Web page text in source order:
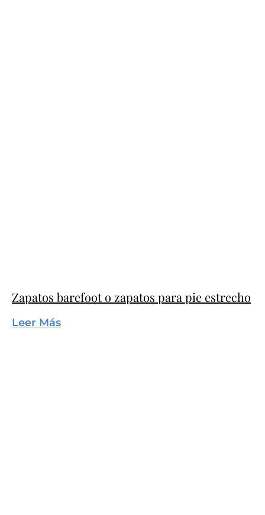
Zapatos barefoot o zapatos para pie estrecho
Leer Más